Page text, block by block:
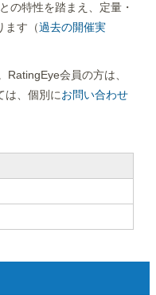
の特性を踏まえ、定量・
ます（過去の開催実
会員の方は、
は、個別にお問い合わせ